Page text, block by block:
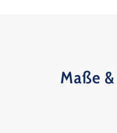
Maße